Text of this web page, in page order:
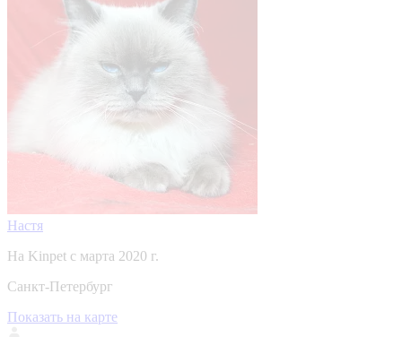
Настя
На Kinpet c марта 2020 г.
Санкт-Петербург
Показать на карте